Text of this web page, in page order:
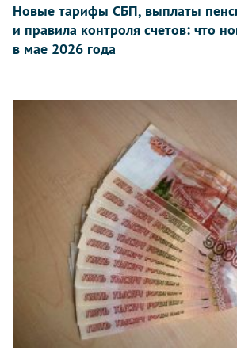
Новые тарифы СБП, выплаты
и правила контроля счетов: что
в мае 2026 года